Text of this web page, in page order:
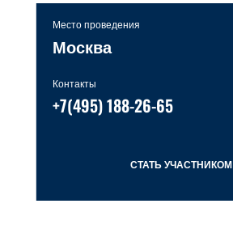
Место проведения
Москва
Контакты
+7(495) 188-26-65
СТАТЬ УЧАСТНИКОМ